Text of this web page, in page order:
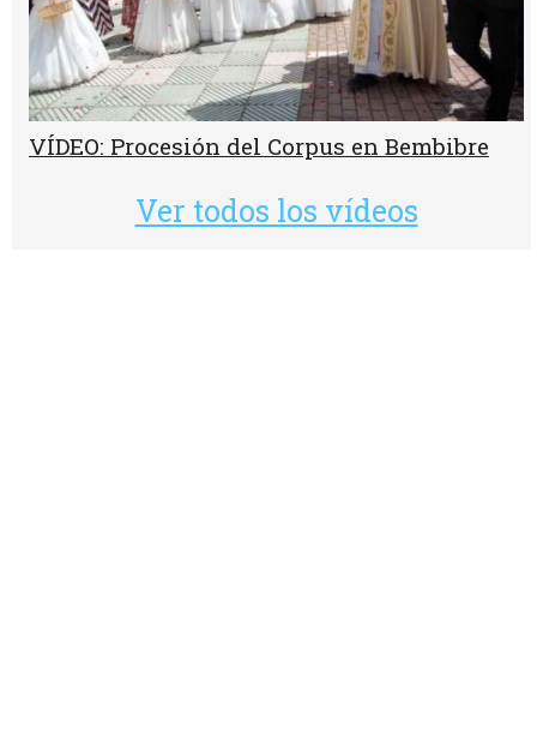
VÍDEO: Procesión del Corpus en Bembibre
Ver todos los vídeos